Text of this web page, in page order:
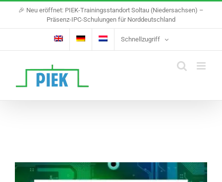
content
🎉 Neu eröffnet: PIEK-Trainingsstandort Soltau (Niedersachsen) –
Präsenz-IPC-Schulungen für Norddeutschland
Schnellzugriff